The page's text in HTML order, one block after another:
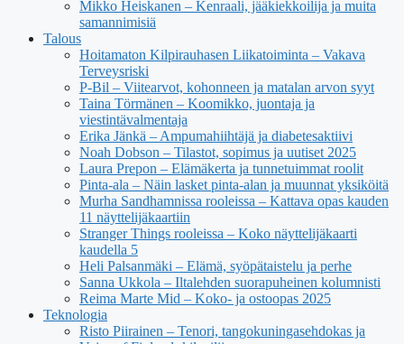
Mikko Heiskanen – Kenraali, jääkiekkoilija ja muita
samannimisiä
Talous
Hoitamaton Kilpirauhasen Liikatoiminta – Vakava
Terveysriski
P-Bil – Viitearvot, kohonneen ja matalan arvon syyt
Taina Törmänen – Koomikko, juontaja ja
viestintävalmentaja
Erika Jänkä – Ampumahiihtäjä ja diabetesaktiivi
Noah Dobson – Tilastot, sopimus ja uutiset 2025
Laura Prepon – Elämäkerta ja tunnetuimmat roolit
Pinta-ala – Näin lasket pinta-alan ja muunnat yksiköitä
Murha Sandhamnissa rooleissa – Kattava opas kauden
11 näyttelijäkaartiin
Stranger Things rooleissa – Koko näyttelijäkaarti
kaudella 5
Heli Palsanmäki – Elämä, syöpätaistelu ja perhe
Sanna Ukkola – Iltalehden suorapuheinen kolumnisti
Reima Marte Mid – Koko- ja ostoopas 2025
Teknologia
Risto Piirainen – Tenori, tangokuningasehdokas ja